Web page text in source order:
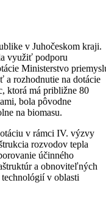
v Juhočeskom kraji.
využiť podporu
Ministerstvo
a rozhodnutie na dotácie
ktorá má približne 80
bola pôvodne
na biomasu.
v rámci IV. výzvy
rozvodov tepla
účinného
a obnoviteľných
v oblasti